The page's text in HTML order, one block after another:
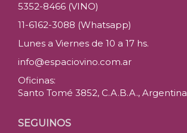
5352-8466 (VINO)
11-6162-3088 (Whatsapp)
Lunes a Viernes de 10 a 17 hs.
info@espaciovino.com.ar
Oficinas:
Santo Tomé 3852, C.A.B.A., Argentina
SEGUINOS